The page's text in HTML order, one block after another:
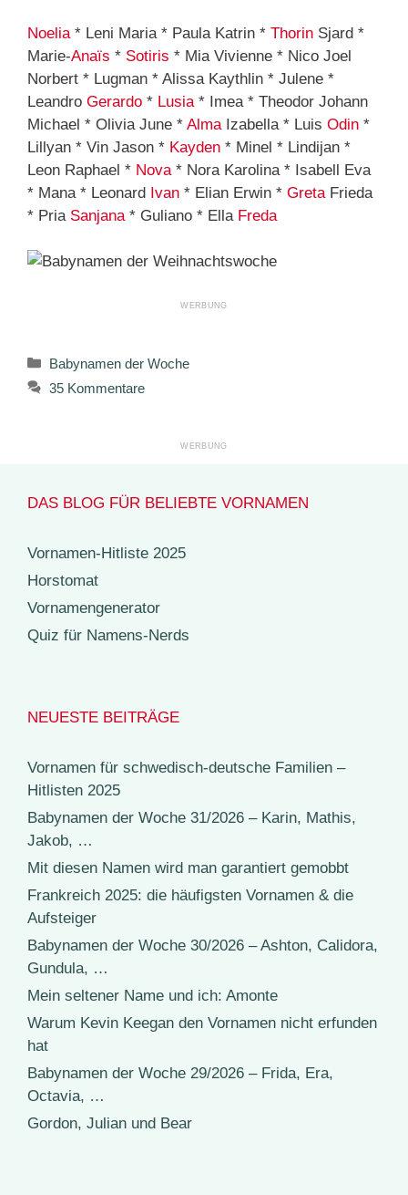
Noelia * Leni Maria * Paula Katrin * Thorin Sjard *
Marie-Anaïs * Sotiris * Mia Vivienne * Nico Joel
Norbert * Lugman * Alissa Kaythlin * Julene *
Leandro Gerardo * Lusia * Imea * Theodor Johann
Michael * Olivia June * Alma Izabella * Luis Odin *
Lillyan * Vin Jason * Kayden * Minel * Lindijan *
Leon Raphael * Nova * Nora Karolina * Isabell Eva
* Mana * Leonard Ivan * Elian Erwin * Greta Frieda
* Pria Sanjana * Guliano * Ella Freda
Kategorien
Babynamen der Woche
35 Kommentare
DAS BLOG FÜR BELIEBTE VORNAMEN
Vornamen-Hitliste 2025
Horstomat
Vornamengenerator
Quiz für Namens-Nerds
NEUESTE BEITRÄGE
Vornamen für schwedisch-deutsche Familien –
Hitlisten 2025
Babynamen der Woche 31/2026 – Karin, Mathis,
Jakob, …
Mit diesen Namen wird man garantiert gemobbt
Frankreich 2025: die häufigsten Vornamen & die
Aufsteiger
Babynamen der Woche 30/2026 – Ashton, Calidora,
Gundula, …
Mein seltener Name und ich: Amonte
Warum Kevin Keegan den Vornamen nicht erfunden
hat
Babynamen der Woche 29/2026 – Frida, Era,
Octavia, …
Gordon, Julian und Bear